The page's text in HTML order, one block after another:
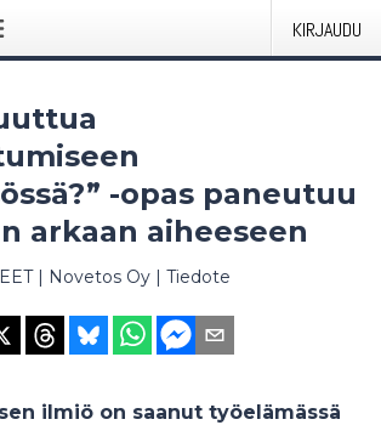
KIRJAUDU
-opas paneutuu
arkaan aiheeseen
| Novetos Oy | Tiedote
ilmiö on saanut työelämässä